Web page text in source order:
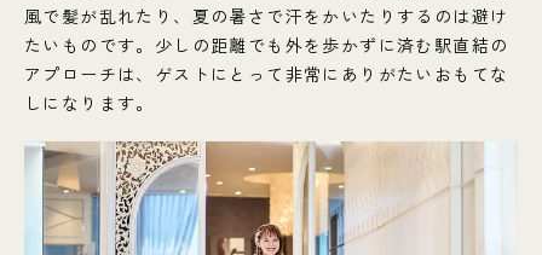
風で髪が乱れたり、夏の暑さで汗をかいたりするのは避け
たいものです。少しの距離でも外を歩かずに済む駅直結の
アプローチは、ゲストにとって非常にありがたいおもてな
しになります。